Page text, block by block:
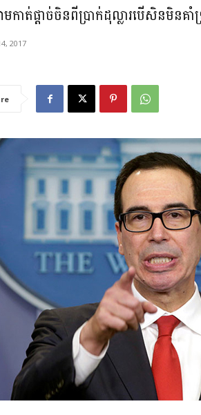
មកាត់ផ្តាច់ចិនពីប្រាក់ដុល្លារបើសិនមិនគ
2017